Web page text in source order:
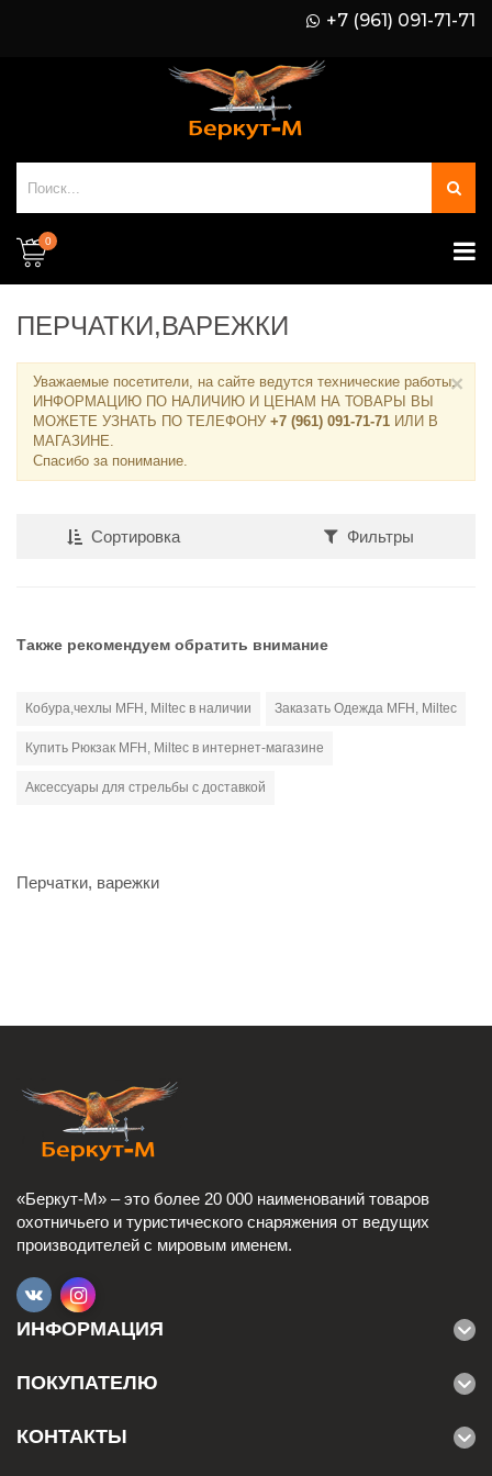
+7 (961) 091-71-71
0
ПЕРЧАТКИ,ВАРЕЖКИ
Уважаемые посетители, на сайте ведутся технические работы.
ИНФОРМАЦИЮ ПО НАЛИЧИЮ И ЦЕНАМ НА ТОВАРЫ ВЫ
МОЖЕТЕ УЗНАТЬ ПО ТЕЛЕФОНУ +7 (961) 091-71-71 ИЛИ В
МАГАЗИНЕ.
Спасибо за понимание.
×
Сортировка Фильтры
Также рекомендуем обратить внимание
Кобура,чехлы MFH, Miltec в наличии Заказать Одежда MFH, Miltec
Купить Рюкзак MFH, Miltec в интернет-магазине
Аксессуары для стрельбы с доставкой
Перчатки, варежки
«Беркут-М» – это более 20 000 наименований товаров
охотничьего и туристического снаряжения от ведущих
производителей с мировым именем.
ИНФОРМАЦИЯ
ПОКУПАТЕЛЮ
КОНТАКТЫ